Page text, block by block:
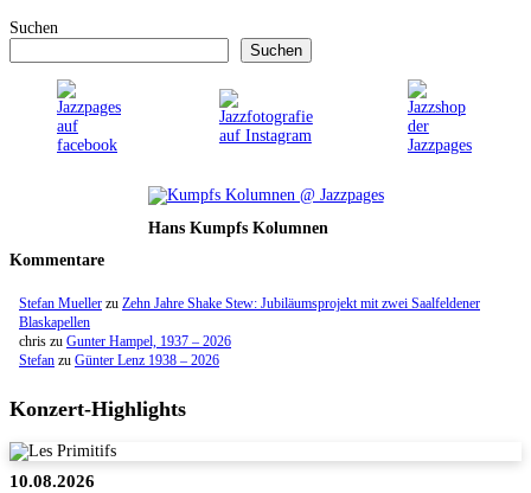
Suchen
Suchen
Hans Kumpfs Kolumnen
Kommentare
Stefan Mueller zu Zehn Jahre Shake Stew: Jubiläumsprojekt mit zwei Saalfeldener
Blaskapellen
chris zu Gunter Hampel, 1937 – 2026
Stefan zu Günter Lenz 1938 – 2026
Konzert-Highlights
10.08.2026